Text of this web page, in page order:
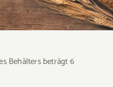
Behälters beträgt 6